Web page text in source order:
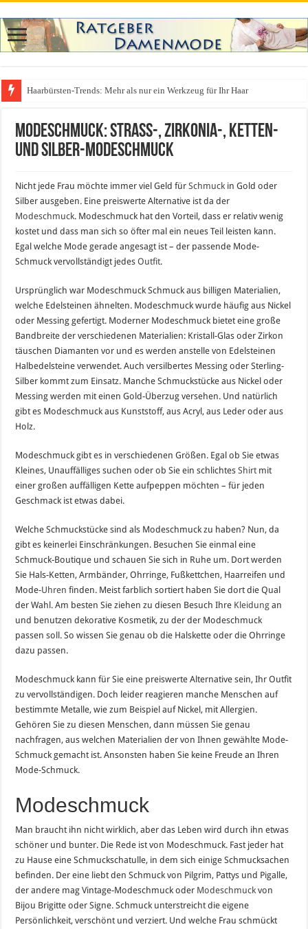
Haarbürsten-Trends: Mehr als nur ein Werkzeug für Ihr Haar
Was zieht man auf ein Festival an? Dein ultimativer Styleguide für die
Modeschmuck: Strass-, Zirkonia-, Ketten-
und Silber-Modeschmuck
Nicht jede Frau möchte immer viel Geld fürSchmuck in Gold oder
Silber ausgeben. Eine preiswerte Alternative ist da der
Modeschmuck. Modeschmuck hat den Vorteil, dass er relativ wenig
kostet und dass man sich so öfter mal ein neues Teil leisten kann.
Egal welche Mode gerade angesagt ist – der passende Mode-
Schmuck vervollständigt jedesOutfit.
Ursprünglich war Modeschmuck Schmuck aus billigen Materialien,
welche Edelsteinen ähnelten. Modeschmuck wurde häufig aus Nickel
oder Messing gefertigt. Moderner Modeschmuck bietet eine große
Bandbreite der verschiedenen Materialien: Kristall-Glas oder Zirkon
täuschen Diamanten vor und es werden anstelle von Edelsteinen
Halbedelsteine verwendet. Auch versilbertes Messing oder Sterling-
Silber kommt zum Einsatz. Manche Schmuckstücke aus Nickel oder
Messing werden mit einen Gold-Überzug versehen. Und natürlich
gibt es Modeschmuck aus Kunststoff, aus Acryl, aus Leder oder aus
Holz.
Modeschmuck gibt es in verschiedenen Größen. Egal ob Sie etwas
Kleines, Unauffälliges suchen oder ob Sie ein schlichtesShirt mit
einer großen auffälligen Kette aufpeppen möchten – für jeden
Geschmack ist etwas dabei.
Welche Schmuckstücke sind als Modeschmuck zu haben? Nun, da
gibt es keinerlei Einschränkungen. Besuchen Sie einmal eine
Schmuck-Boutique und schauen Sie sich in Ruhe um. Dort werden
Sie Hals-Ketten, Armbänder, Ohrringe, Fußkettchen, Haarreifen und
Mode-Uhren finden. Meist farblich sortiert haben Sie dort die Qual
der Wahl. Am besten Sie ziehen zu diesen Besuch Ihre Kleidung an
und benutzen dekorative Kosmetik, zu der der Modeschmuck
passen soll. So wissen Sie genau ob die Halskette oder die Ohrringe
dazu passen.
Modeschmuck kann für Sie eine preiswerte Alternative sein, Ihr Outfit
zu vervollständigen. Doch leider reagieren manche Menschen auf
bestimmte Metalle, wie zum Beispiel auf Nickel, mit Allergien.
Gehören Sie zu diesen Menschen, dann müssen Sie genau
nachfragen, aus welchen Materialien der von Ihnen gewählte Mode-
Schmuck gemacht ist. Ansonsten haben Sie keine Freude an Ihren
Mode-Schmuck.
Modeschmuck
Man braucht ihn nicht wirklich, aber das Leben wird durch ihn etwas
schöner und bunter. Die Rede ist von Modeschmuck. Fast jeder hat
zu Hause eine Schmuckschatulle, in dem sich einige Schmucksachen
befinden. Der eine liebt den Schmuck von Pilgrim, Pattys und Pigalle,
der andere mag Vintage-Modeschmuck oder Modeschmuck von
Bijou Brigitte oder Signe. Schmuck unterstreicht die eigene
Persönlichkeit, verschönt und verziert. Und welche Frau schmückt